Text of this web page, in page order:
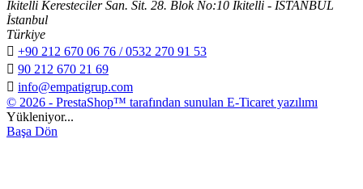
İkitelli Keresteciler San. Sit. 28. Blok No:10 İkitelli - İSTANBUL
İstanbul
Türkiye
 +90 212 670 06 76 / 0532 270 91 53
 90 212 670 21 69
 info@empatigrup.com
© 2026 - PrestaShop™ tarafından sunulan E-Ticaret yazılımı
Yükleniyor...
Başa Dön